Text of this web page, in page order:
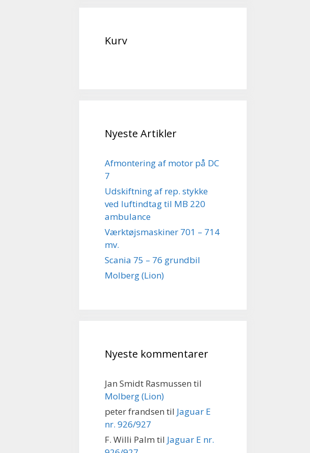
Kurv
Nyeste Artikler
Afmontering af motor på DC
7
Udskiftning af rep. stykke
ved luftindtag til MB 220
ambulance
Værktøjsmaskiner 701 – 714
mv.
Scania 75 – 76 grundbil
Molberg (Lion)
Nyeste kommentarer
Jan Smidt Rasmussen til
Molberg (Lion)
peter frandsen til Jaguar E
nr. 926/927
F. Willi Palm til Jaguar E nr.